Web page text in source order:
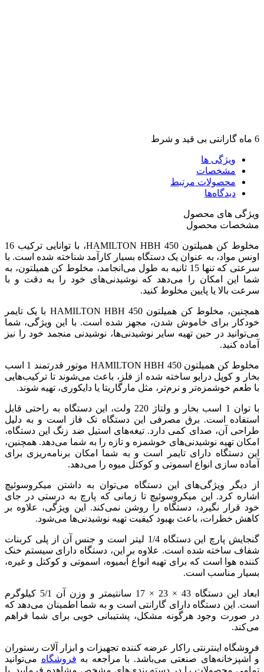
6 ماه گارانتی بی قید و شرط
ویژگی ها
مشخصات
محصولات مرتبط
دیدگاه‌ها
ویژگی های محصول
مشخصات محصول
مخلوط کن همیلتون HAMILTON HBH 450، با توانایی ترکیب 16
اونس مواد، به عنوان یک دستگاه بسیار کارآمد شناخته شده است. با
سرعتی که تنها 15 ثانیه به طول می‌انجامد، مخلوط کن همیلتون، به
شما این امکان را می‌دهد که نوشیدنی‌های خود را به دقت و با
سرعت بالا یا پایین مخلوط کنید.
همچنین، مخلوط کن همیلتون HAMILTON HBH 450 با یک تایمر
خودکار برای خاموش شدن، مجهز شده است. با این ویژگی، شما
می‌توانید در حین تهیه سایر نوشیدنی‌ها، نوشیدنی منجمد خود را نیز
آماده کنید.
مخلوط کن همیلتون HAMILTON HBH 450 موتور قدرتمند 1 اسب
بخار و کوپل درایو ساخته شده از فلز، باعث می‌شوند تا ترکیب‌هایی
با طعم خوشمزه‌تر و نرم‌تر، مثل مارگاریتا یا دایکوری، تهیه شوند.
با توان 1 اسب بخار و ولتاژ 220 ولت، این دستگاه به راحتی قابل
استفاده است. برق مصرفی این دستگاه تک فاز است و به دلیل
طراحی آن، صدای کمی دارد. تیغه‌های استیل ضد زنگ این دستگاه،
امکان تهیه نوشیدنی‌های خوشمزه و تازه را به شما می‌دهد. همچنین،
این دستگاه دارای تایمر است و به شما امکان برنامه‌ریزی برای
آماده سازی انواع اسموتی و کوکتل میوه را می‌دهد.
از دیگر ویژگی‌های این دستگاه می‌توان به داشتن میکروسوئیچ
اشاره کرد. این میکروسوئیچ تا زمانی که پارچ به درستی در جای
خود قرار نگیرد، دستگاه را روشن نمی‌کند. این ویژگی، علاوه بر
کاهش خطرات، باعث بهبود کیفیت تهیه نوشیدنی‌ها می‌شود.
گنجایش پارچ این دستگاه 1/4 لیتر است و جنس آن از پلی کربنات
شفاف ساخته شده است. علاوه بر این، دستگاه دارای سیستم خنک
کننده هوا است که برای تهیه انواع آبمیوه، اسموتی و کوکتل و غیره،
بسیار مناسب است.
ابعاد این دستگاه 43 × 23 × 17 سانتیمتر و وزن آن 5/1 کیلوگرم
است. این دستگاه دارای گارانتی است و به شما اطمینان می‌دهد که
در صورت وجود هرگونه مشکل، پشتیبانی خوبی برای شما فراهم
می‌کند.
فروشگاه اینترنتی راکار عرضه کننده تجهیزات و ابزار آلات رستوران
و آشپزخانه‌های صنعتی می‌باشد. با مراجعه به فروشگاه می‌توانید
تمامی محصولات را در دسته بندی‌های مشخص مشاهده فرمایید. با